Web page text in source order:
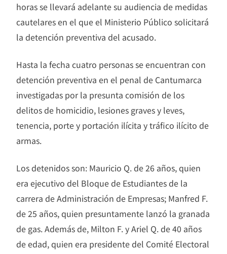
horas se llevará adelante su audiencia de medidas
cautelares en el que el Ministerio Público solicitará
la detención preventiva del acusado.
Hasta la fecha cuatro personas se encuentran con
detención preventiva en el penal de Cantumarca
investigadas por la presunta comisión de los
delitos de homicidio, lesiones graves y leves,
tenencia, porte y portación ilícita y tráfico ilícito de
armas.
Los detenidos son: Mauricio Q. de 26 años, quien
era ejecutivo del Bloque de Estudiantes de la
carrera de Administración de Empresas; Manfred F.
de 25 años, quien presuntamente lanzó la granada
de gas. Además de, Milton F. y Ariel Q. de 40 años
de edad, quien era presidente del Comité Electoral